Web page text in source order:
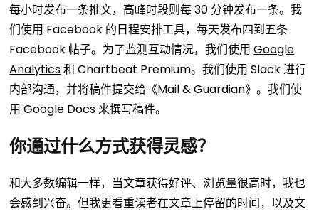
每小时发布一条推文，高峰时段则每 30 分钟发布一条。我
们使用 Facebook 的日程安排工具，每天发布四到五条
Facebook 帖子。为了监测互动情况，我们使用Google
Analytics和 Chartbeat Premium。我们使用 Slack 进行
内部沟通，并将稿件提交给《Mail & Guardian》。我们使
用 Google Docs 来撰写稿件。
你通过什么方式获得灵感？
和大多数编辑一样，当文章获得好评、浏览量很高时，我也
会感到兴奋。但我更看重读者在文章上停留的时间，以及文